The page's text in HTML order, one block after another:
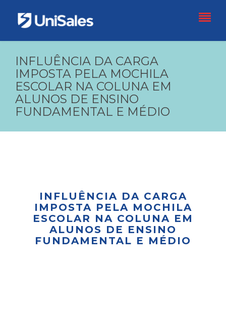
INFLUÊNCIA DA CARGA
IMPOSTA PELA MOCHILA
ESCOLAR NA COLUNA EM
ALUNOS DE ENSINO
FUNDAMENTAL E MÉDIO
INFLUÊNCIA DA CARGA
IMPOSTA PELA MOCHILA
ESCOLAR NA COLUNA EM
ALUNOS DE ENSINO
FUNDAMENTAL E MÉDIO